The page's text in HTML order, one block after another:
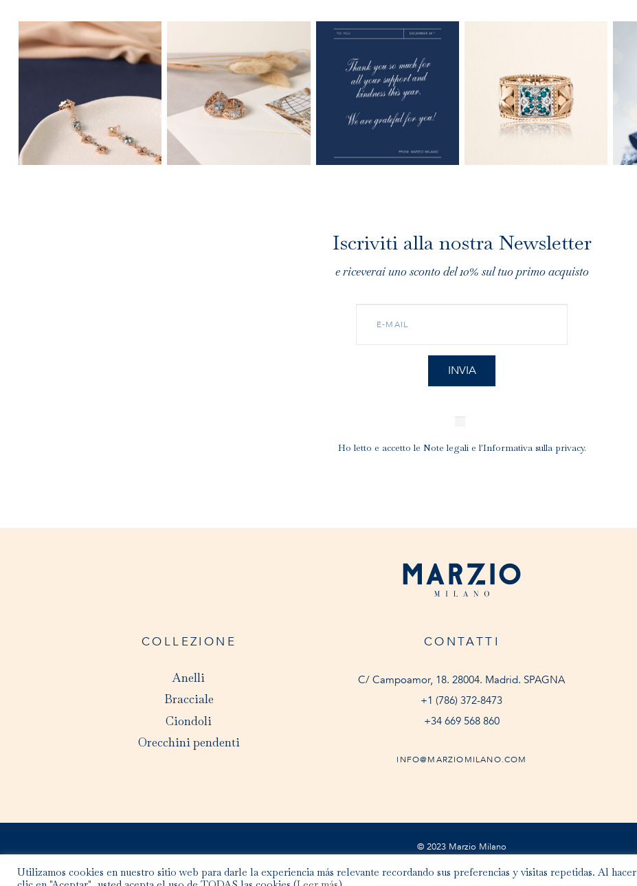
Iscriviti alla nostra Newsletter
e riceverai uno sconto del 10% sul tuo primo acquisto
Ho letto e accetto le Note legalie l'Informativa sulla privacy.
COLLEZIONE
Anelli
Bracciale
Ciondoli
Orecchini pendenti
CONTATTI
C/ Campoamor, 18. 28004. Madrid. SPAGNA
+1 (786) 372-8473
+34 669 568 860
INFO@MARZIOMILANO.COM
© 2023 Marzio Milano
Utilizamos cookies en nuestro sitio web para darle la experiencia más relevante recordando sus preferencias y visitas repetidas. Al hacer